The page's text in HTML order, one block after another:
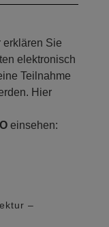
erklären Sie
elektronisch
Teilnahme
Hier
einsehen:
–